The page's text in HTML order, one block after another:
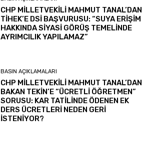
CHP MİLLETVEKİLİ MAHMUT TANAL’DAN
TİHEK’E DSİ BAŞVURUSU: “SUYA ERİŞİM
HAKKINDA SİYASİ GÖRÜŞ TEMELİNDE
AYRIMCILIK YAPILAMAZ”
BASIN AÇIKLAMALARI
CHP MİLLETVEKİLİ MAHMUT TANAL’DAN
BAKAN TEKİN’E “ÜCRETLİ ÖĞRETMEN”
SORUSU: KAR TATİLİNDE ÖDENEN EK
DERS ÜCRETLERİ NEDEN GERİ
İSTENİYOR?